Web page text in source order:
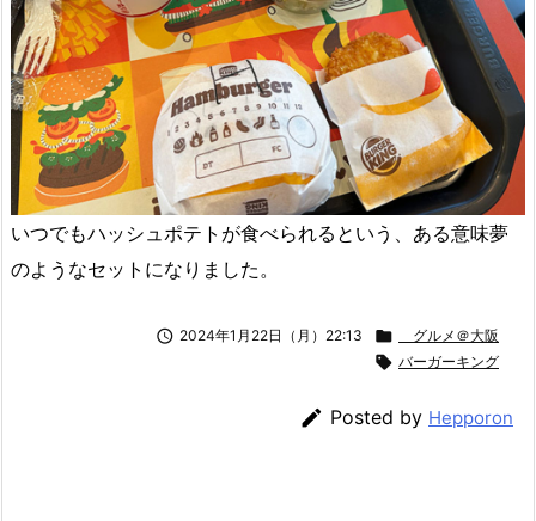
いつでもハッシュポテトが食べられるという、ある意味夢
のようなセットになりました。
 2024年1月22日（月）22:13  グルメ＠大阪
 バーガーキング
 Posted by Hepporon